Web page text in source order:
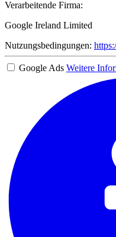
Verarbeitende Firma:
Google Ireland Limited
Nutzungsbedingungen:
Google Ads Weitere